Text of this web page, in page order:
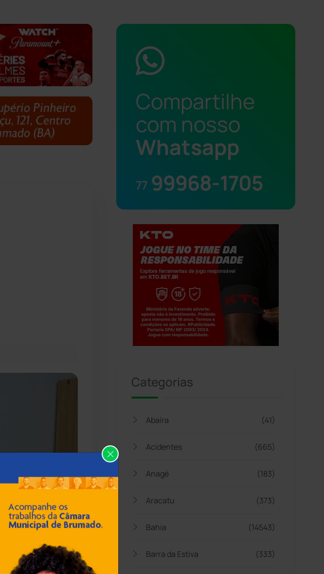
Compartilhe
com nosso
Whatsapp
77 99968-1705
Categorias
Abaíra (41)
Acidentes (665)
Anagé (183)
Aracatu (373)
Bahia (14543)
Barra da Estiva (333)